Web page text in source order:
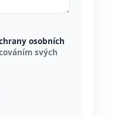
osobních
svých